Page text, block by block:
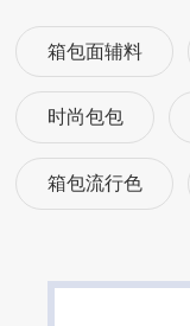
箱包面辅料
时尚包包
箱包流行色